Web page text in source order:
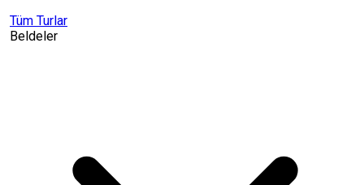
Tüm Turlar
Beldeler